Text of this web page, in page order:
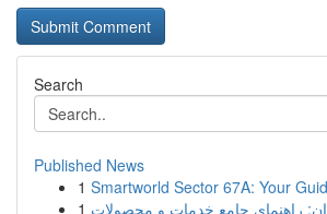
Search
Published News
1 Smartworld Sector 67A: Your
1 راهنمای جامع خدمات و محصولات